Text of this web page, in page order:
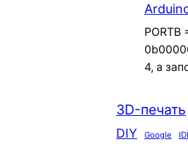
PORTB
4, а
3D-печать
DIY Google